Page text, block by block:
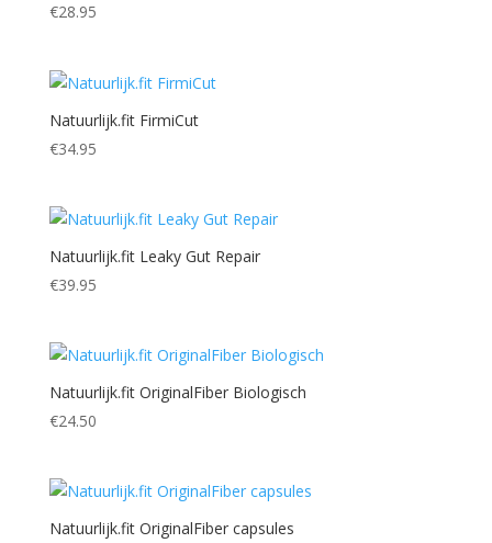
€28.95
Natuurlijk.fit FirmiCut
€34.95
Natuurlijk.fit Leaky Gut Repair
€39.95
Natuurlijk.fit OriginalFiber Biologisch
€24.50
Natuurlijk.fit OriginalFiber capsules